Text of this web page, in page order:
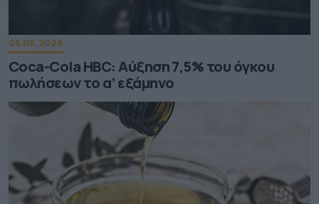
05.08.2026
Coca-Cola HBC: Aύξηση 7,5% του όγκου
πωλήσεων το α’ εξάμηνο